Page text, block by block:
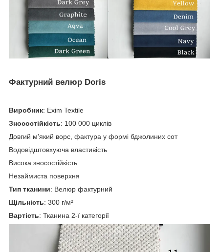
Фактурний велюр Doris
Виробник: Exim Textile
Зносостійкість: 100 000 циклів
Довгий м'який ворс, фактура у формі бджолиних сот
Водовідштовхуюча властивість
Висока зносостійкість
Незаймиста поверхня
Тип тканини: Велюр фактурний
Щільність: 300 г/м²
Вартість: Тканина 2-ї категорії